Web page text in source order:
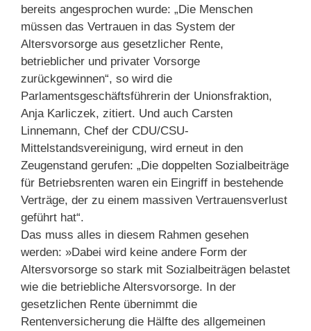
bereits angesprochen wurde: „Die Menschen
müssen das Vertrauen in das System der
Altersvorsorge aus gesetzlicher Rente,
betrieblicher und privater Vorsorge
zurückgewinnen“, so wird die
Parlamentsgeschäftsführerin der Unionsfraktion,
Anja Karliczek, zitiert. Und auch Carsten
Linnemann, Chef der CDU/CSU-
Mittelstandsvereinigung, wird erneut in den
Zeugenstand gerufen: „Die doppelten Sozialbeiträge
für Betriebsrenten waren ein Eingriff in bestehende
Verträge, der zu einem massiven Vertrauensverlust
geführt hat“.
Das muss alles in diesem Rahmen gesehen
werden: »Dabei wird keine andere Form der
Altersvorsorge so stark mit Sozialbeiträgen belastet
wie die betriebliche Altersvorsorge. In der
gesetzlichen Rente übernimmt die
Rentenversicherung die Hälfte des allgemeinen